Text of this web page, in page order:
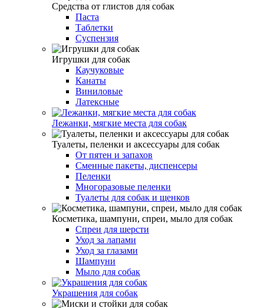
Средства от глистов для собак
Паста
Таблетки
Cуспензия
Игрушки для собак
Каучуковые
Канаты
Виниловые
Латексные
Лежанки, мягкие места для собак
Туалеты, пеленки и аксессуары для собак
От пятен и запахов
Сменные пакеты, диспенсеры
Пеленки
Многоразовые пеленки
Туалеты для собак и щенков
Косметика, шампуни, спреи, мыло для собак
Спреи для шерсти
Уход за лапами
Уход за глазами
Шампуни
Мыло для собак
Украшения для собак